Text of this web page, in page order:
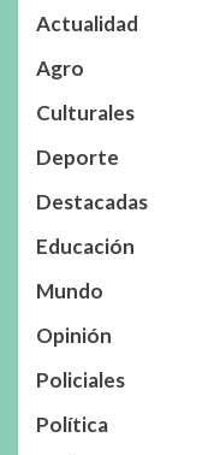
Actualidad
Agro
Culturales
Deporte
Destacadas
Educación
Mundo
Opinión
Policiales
Política